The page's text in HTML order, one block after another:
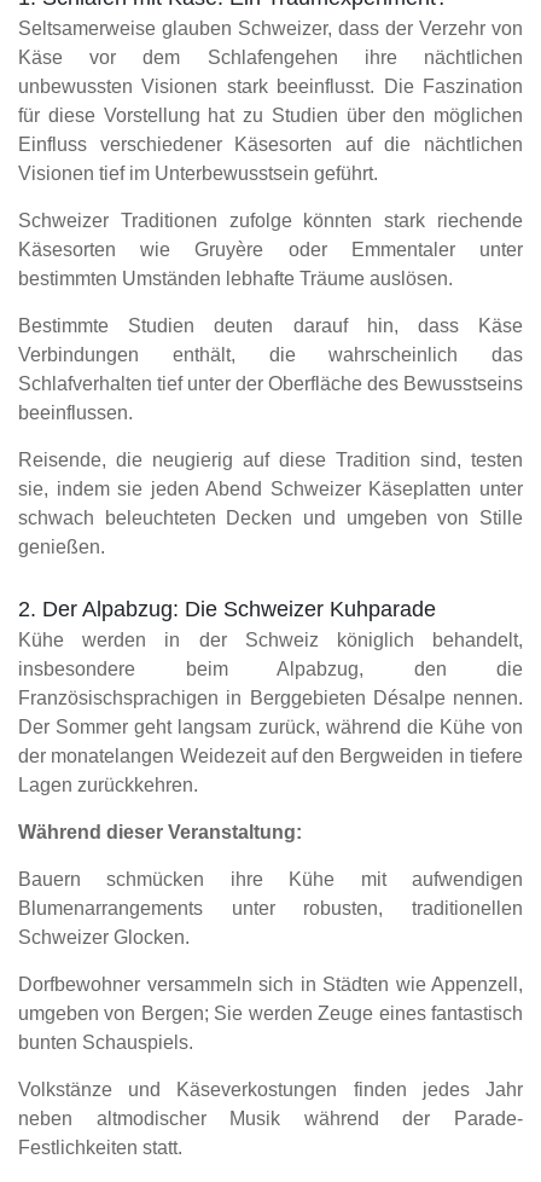
Seltsamerweise glauben Schweizer, dass der Verzehr von
Käse vor dem Schlafengehen ihre nächtlichen
unbewussten Visionen stark beeinflusst. Die Faszination
für diese Vorstellung hat zu Studien über den möglichen
Einfluss verschiedener Käsesorten auf die nächtlichen
Visionen tief im Unterbewusstsein geführt.
Schweizer Traditionen zufolge könnten stark riechende
Käsesorten wie Gruyère oder Emmentaler unter
bestimmten Umständen lebhafte Träume auslösen.
Bestimmte Studien deuten darauf hin, dass Käse
Verbindungen enthält, die wahrscheinlich das
Schlafverhalten tief unter der Oberfläche des Bewusstseins
beeinflussen.
Reisende, die neugierig auf diese Tradition sind, testen
sie, indem sie jeden Abend Schweizer Käseplatten unter
schwach beleuchteten Decken und umgeben von Stille
genießen.
2. Der Alpabzug: Die Schweizer Kuhparade
Kühe werden in der Schweiz königlich behandelt,
insbesondere beim Alpabzug, den die
Französischsprachigen in Berggebieten Désalpe nennen.
Der Sommer geht langsam zurück, während die Kühe von
der monatelangen Weidezeit auf den Bergweiden in tiefere
Lagen zurückkehren.
Während dieser Veranstaltung:
Bauern schmücken ihre Kühe mit aufwendigen
Blumenarrangements unter robusten, traditionellen
Schweizer Glocken.
Dorfbewohner versammeln sich in Städten wie Appenzell,
umgeben von Bergen; Sie werden Zeuge eines fantastisch
bunten Schauspiels.
Volkstänze und Käseverkostungen finden jedes Jahr
neben altmodischer Musik während der Parade-
Festlichkeiten statt.